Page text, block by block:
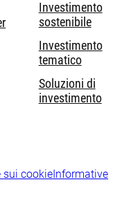
Investimento
sostenibile
Investimento
tematico
Soluzioni di
investimento
sui cookie Informative